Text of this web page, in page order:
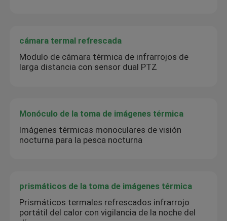
cámara termal refrescada
Modulo de cámara térmica de infrarrojos de
larga distancia con sensor dual PTZ
Monóculo de la toma de imágenes térmica
Imágenes térmicas monoculares de visión
nocturna para la pesca nocturna
prismáticos de la toma de imágenes térmica
Prismáticos termales refrescados infrarrojo
portátil del calor con vigilancia de la noche del